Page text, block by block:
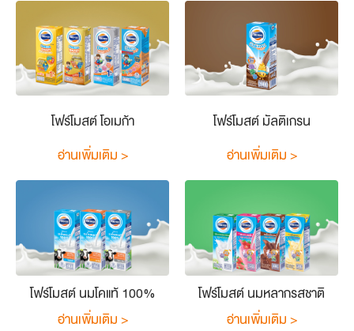
โฟร์โมสต์ โอเมก้า
อ่านเพิ่มเติม >
โฟร์โมสต์ มัลติเกรน
อ่านเพิ่มเติม >
โฟร์โมสต์ นมโคแท้ 100%
อ่านเพิ่มเติม >
โฟร์โมสต์ นมหลากรสชาติ
อ่านเพิ่มเติม >